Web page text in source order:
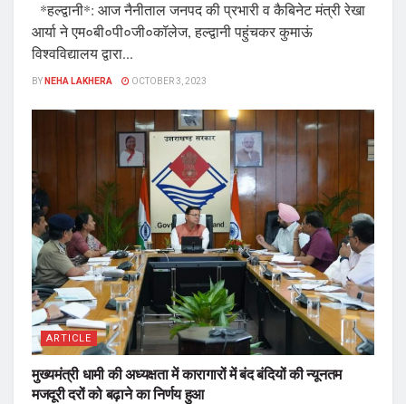
*हल्द्वानी*: आज नैनीताल जनपद की प्रभारी व कैबिनेट मंत्री रेखा
आर्या ने एम०बी०पी०जी०कॉलेज, हल्द्वानी पहुंचकर कुमाऊं
विश्वविद्यालय द्वारा...
BYNEHA LAKHERA OCTOBER 3, 2023
ARTICLE
मुख्यमंत्री धामी की अध्यक्षता में कारागारों में बंद बंदियों की न्यूनतम
मजदूरी दरों को बढ़ाने का निर्णय हुआ